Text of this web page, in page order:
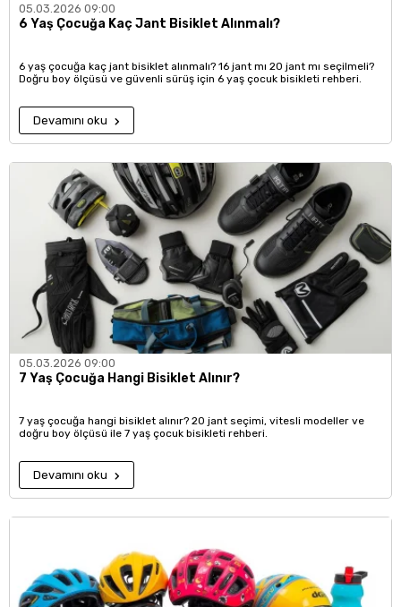
05.03.2026 09:00
6 Yaş Çocuğa Kaç Jant Bisiklet Alınmalı?
6 yaş çocuğa kaç jant bisiklet alınmalı? 16 jant mı 20 jant mı seçilmeli?
Doğru boy ölçüsü ve güvenli sürüş için 6 yaş çocuk bisikleti rehberi.
Devamını oku
05.03.2026 09:00
7 Yaş Çocuğa Hangi Bisiklet Alınır?
7 yaş çocuğa hangi bisiklet alınır? 20 jant seçimi, vitesli modeller ve
doğru boy ölçüsü ile 7 yaş çocuk bisikleti rehberi.
Devamını oku